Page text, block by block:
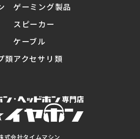
式会社タイムマシン
類
ゲーミング製品
スピーカー
ケーブル
アクセサリ類